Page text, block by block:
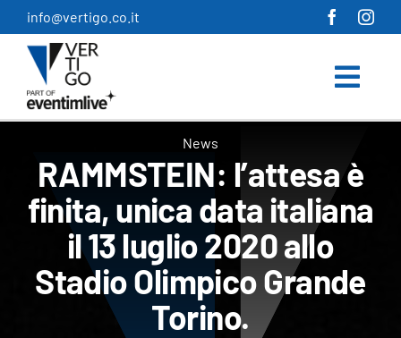
Salta
al
contenuto
info@vertigo.co.it
News
RAMMSTEIN: l’attesa è
finita, unica data italiana
il 13 luglio 2020 allo
Stadio Olimpico Grande
Torino.